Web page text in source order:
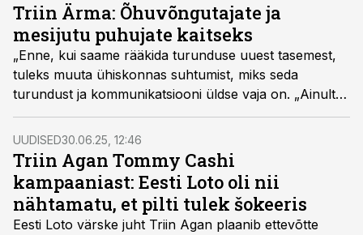
Triin Ärma: Õhuvõngutajate ja
mesijutu puhujate kaitseks
„Enne, kui saame rääkida turunduse uuest tasemest,
tuleks muuta ühiskonnas suhtumist, miks seda
turundust ja kommunikatsiooni üldse vaja on. „Ainult
kulu, ei mingit tulu!“ Sellise suhtumisega lastakse alla
kõiki neid tuhandeid kommunikatsiooni- ja
turundusinimesi, keda vahel hellitavalt ka
õhuvõngutajateks ja tüütu mesijutu ajajateks
kutsutakse,“ kirjutab Triin Ärma arvamuskonkursile
Tark Turundussaadetud loos.
UUDISED30.06.25, 12:46
Triin Agan Tommy Cashi
kampaaniast: Eesti Loto oli nii
nähtamatu, et pilti tulek šokeeris
Eesti Loto värske juht Triin Agan plaanib ettevõtte